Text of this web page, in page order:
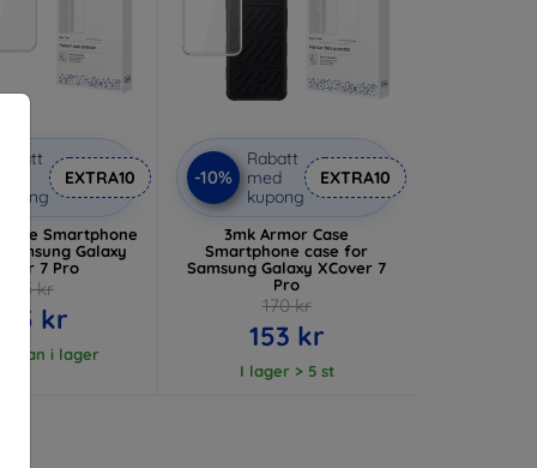
Rabatt
kupong
EXTRA10
Smartphone
Galaxy
7 Pro
125 kr
105 kr
varan i lager
-10%
Rabatt
med
kupong
EXTRA10
3mk Armor Case
Smartphone case for
Samsung Galaxy XCover 7
Pro
170 kr
153 kr
I lager > 5 st